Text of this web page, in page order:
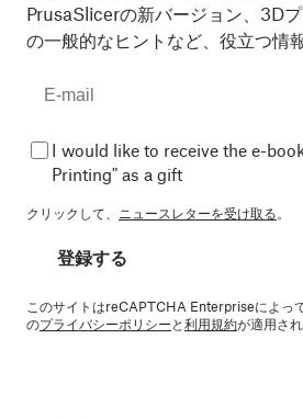
PrusaSlicerの新バージョン、3D
の一般的なヒントなど、役立つ情
I would like to receive the e-
Printing" as a gift
クリックして、 ニュースレターを受け取る。
登録する
このサイトはreCAPTCHA Enterpriseによっ
のプライバシーポリシーと利用規約が適用され